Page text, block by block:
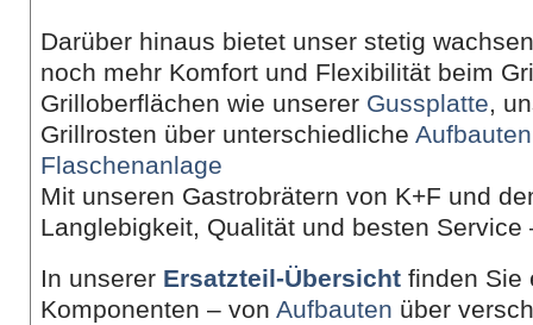
Darüber hinaus bietet unser stetig
noch mehr Komfort und Flexibilität beim
Grilloberflächen wie unserer Gussplatte,
Grillrosten über unterschiedliche Aufbauten
Flaschenanlage
Mit unseren Gastrobrätern von K+F und
Langlebigkeit, Qualität und besten
In unserer Ersatzteil-Übersicht finden Sie
Komponenten – von Aufbauten über